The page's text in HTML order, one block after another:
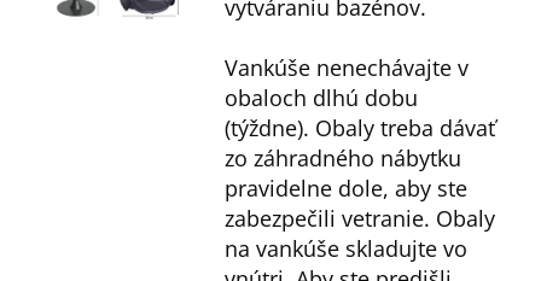
vytváraniu bazénov.
Vankúše nenechávajte v
obaloch dlhú dobu
(týždne). Obaly treba dávať
zo záhradného nábytku
pravidelne dole, aby ste
zabezpečili vetranie. Obaly
na vankúše skladujte vo